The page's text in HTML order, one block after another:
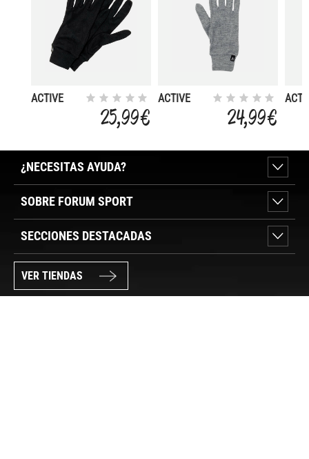
ACTIVE
25,99 €
ACTIVE
24,99 €
¿NECESITAS AYUDA?
SOBRE FORUM SPORT
SECCIONES DESTACADAS
VER TIENDAS